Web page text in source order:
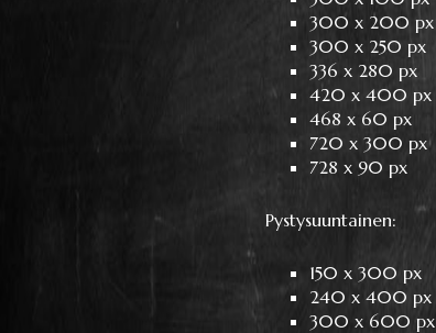
300 x 200 px
300 x 250 px
336 x 280 px
420 x 400 px
468 x 60 px
720 x 300 px
728 x 90 px
Pystysuuntainen:
150 x 300 px
240 x 400 px
300 x 600 px